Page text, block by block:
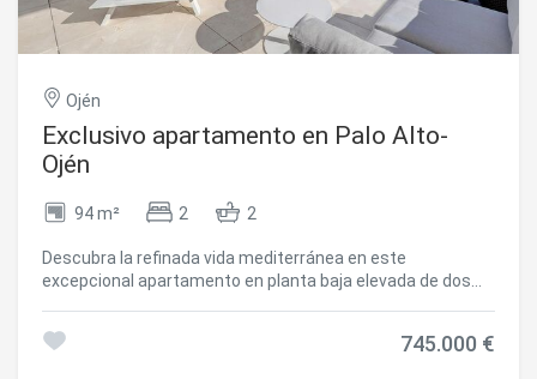
Ojén
Exclusivo apartamento en Palo Alto-
Ojén
94 m² 2 2
Descubra la refinada vida mediterránea en este
excepcional apartamento en planta baja elevada de dos
Diseñado para combinar la elegancia contemporánea con
745.000 €